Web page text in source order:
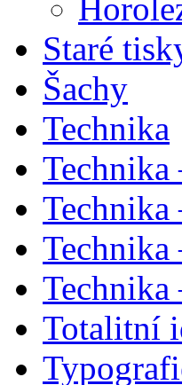
Staré
Šachy
Technika
Technika
Technika
Technika
Totalitní